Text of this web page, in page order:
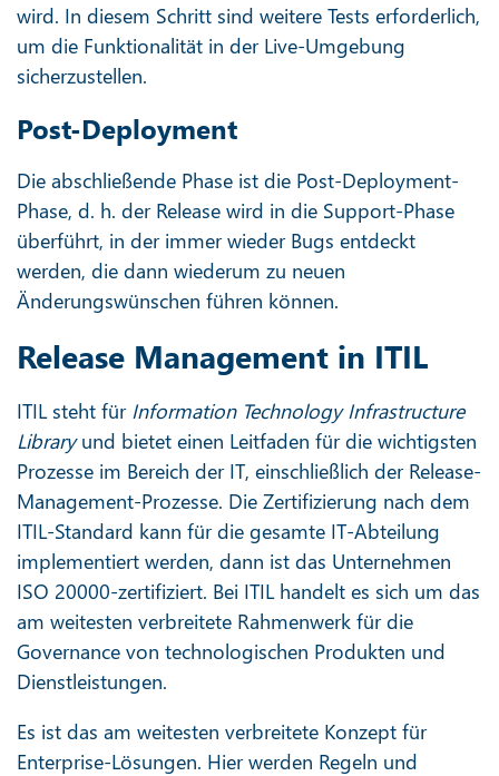
wird. In diesem Schritt sind weitere Tests erforderlich,
um die Funktionalität in der Live-Umgebung
sicherzustellen.
Post-Deployment
Die abschließende Phase ist die Post-Deployment-
Phase, d. h. der Release wird in die Support-Phase
überführt, in der immer wieder Bugs entdeckt
werden, die dann wiederum zu neuen
Änderungswünschen führen können.
Release Management in ITIL
ITIL steht für Information Technology Infrastructure
Libraryund bietet einen Leitfaden für die wichtigsten
Prozesse im Bereich der IT, einschließlich der Release-
Management-Prozesse. Die Zertifizierung nach dem
ITIL-Standard kann für die gesamte IT-Abteilung
implementiert werden, dann ist das Unternehmen
ISO 20000-zertifiziert. Bei ITIL handelt es sich um das
am weitesten verbreitete Rahmenwerk für die
Governance von technologischen Produkten und
Dienstleistungen.
Es ist das am weitesten verbreitete Konzept für
Enterprise-Lösungen. Hier werden Regeln und